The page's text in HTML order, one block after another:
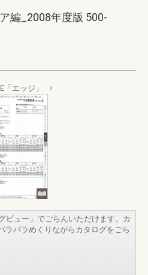
編_2008年度版 500-
エッジ」
ビュー」でごらんいただけます。カ
ラパラめくりながらカタログをごら